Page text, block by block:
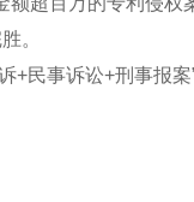
。
+民事诉讼+刑事报